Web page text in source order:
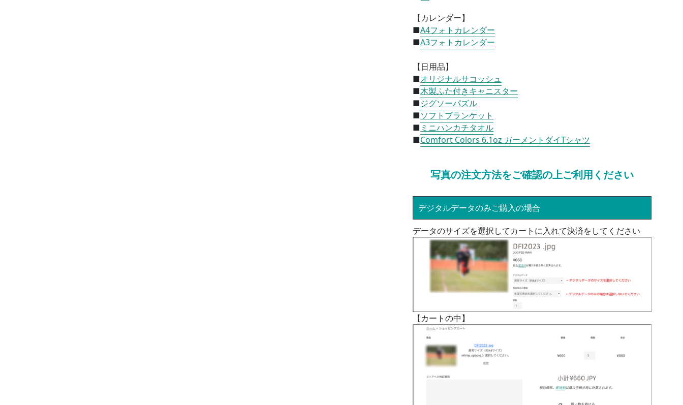
【カレンダー】
■A4フォトカレンダー
■A3フォトカレンダー
【日用品】
■オリジナルサコッシュ
■木製ふた付きキャニスター
■ジグソーパズル
■ソフトブランケット
■ ミニハンカチタオル
■Comfort Colors 6.1oz ガーメントダイTシャツ
写真の注文方法をご確認の上ご利用ください
デジタルデータのみご購入の場合
データのサイズを選択してカートに入れて決済をしてください
【カートの中】